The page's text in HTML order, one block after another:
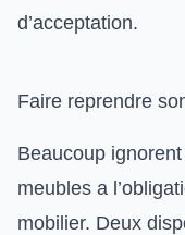
d’acceptation.
Faire reprendre
Beaucoup
meubles a
mobilier. Deux